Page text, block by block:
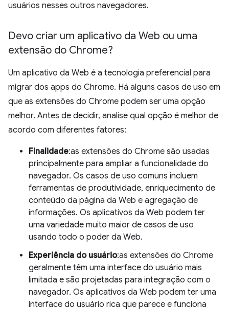
usuários nesses outros navegadores.
Devo criar um aplicativo da Web ou uma
extensão do Chrome?
Um aplicativo da Web é a tecnologia preferencial para
migrar dos apps do Chrome. Há alguns casos de uso em
que as extensões do Chrome podem ser uma opção
melhor. Antes de decidir, analise qual opção é melhor de
acordo com diferentes fatores:
Finalidade:as extensões do Chrome são usadas
principalmente para ampliar a funcionalidade do
navegador. Os casos de uso comuns incluem
ferramentas de produtividade, enriquecimento de
conteúdo da página da Web e agregação de
informações. Os aplicativos da Web podem ter
uma variedade muito maior de casos de uso
usando todo o poder da Web.
Experiência do usuário:as extensões do Chrome
geralmente têm uma interface do usuário mais
limitada e são projetadas para integração com o
navegador. Os aplicativos da Web podem ter uma
interface do usuário rica que parece e funciona